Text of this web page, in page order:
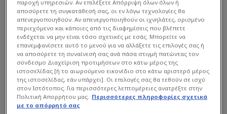
83'
Αλλαγή Βαλένθια
Νιούνιεζ, Ουνάι
Αλμέιδα, Αντρέ
83' Επαναφορά Σοσιεδάδ
82' Επαναφορά Βαλένθια
80'
Σουτ εκτός εστίας Βαλένθια
Ραμαζάνι, Λάργκι
παροχή υπηρεσιών. Αν επιλέξετε Απόρριψη όλων όλων ή
αποσύρετε τη συγκατάθεσή σας, οι εν λόγω τεχνολογίες θα
απενεργοποιηθούν. Αν απενεργοποιηθούν οι ιχνηλάτες, ορισμένο
περιεχόμενο και κάποιες από τις διαφημίσεις που βλέπετε
ενδέχεται να μην είναι τόσο σχετικές με εσάς. Μπορείτε να
επανεμφανίσετε αυτό το μενού για να αλλάξετε τις επιλογές σας ή
να αποσύρετε τη συναίνεσή σας ανά πάσα στιγμή πατώντας τον
σύνδεσμο Διαχείριση προτιμήσεων στο κάτω μέρος της
ιστοσελίδας [ή το αιωρούμενο εικονίδιο στο κάτω αριστερό μέρος
της ιστοσελίδας, εάν υπάρχει]. Οι επιλογές σας θα τεθούν σε ισχύ
στον Ιστότοπος. Για περισσότερες λεπτομέρειες ανατρέξτε στην
Πολιτική Απορρήτου μας. Περισσότερες πληροφορίες σχετικά
με το απόρρητό σας